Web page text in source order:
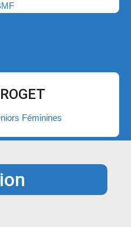
Féminines